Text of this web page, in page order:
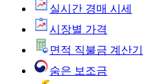
실시간 경매 시세
시장별 가격
면적 직불금 계산기
숨은 보조금